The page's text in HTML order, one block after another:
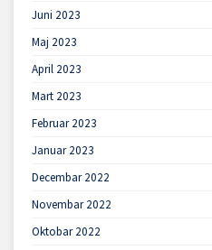
Juni 2023
Maj 2023
April 2023
Mart 2023
Februar 2023
Januar 2023
Decembar 2022
Novembar 2022
Oktobar 2022